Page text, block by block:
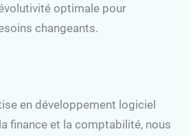
optimale pour
changeants.
en développement logiciel
finance et la comptabilité, nous